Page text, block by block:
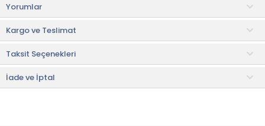
Cam yüzeyi sayesinde kimyasal maddeler içermez. Kahvenizin
doğal lezzetini bozmadan sağlıklı bir şekilde hazırlamanızı
sağlar. Ani sıcaklık değişimlerine karşı dirençlidir ve uzun
ömürlüdür.
Kullanım ve Bakım Bilgileri
• Bulaşık makinesinde yıkanabilir.
• Ürünün kalitesini ve parlaklığını koruması için her yıkamadan
Yorumlar
Kargo ve Teslimat
Taksit Seçenekleri
İade ve İptal